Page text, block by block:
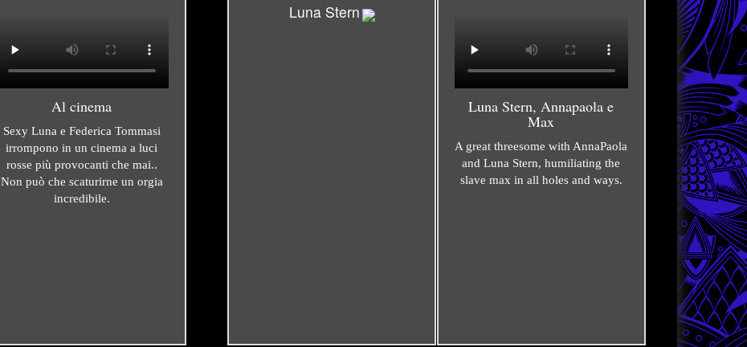
Al cinema
Sexy Luna e Federica Tommasi
irrompono in un cinema a luci
rosse più provocanti che mai..
Non può che scaturirne un orgia
incredibile.
Luna Stern
Luna Stern, Annapaola e
Max
A great threesome with AnnaPaola
and Luna Stern, humiliating the
slave max in all holes and ways.